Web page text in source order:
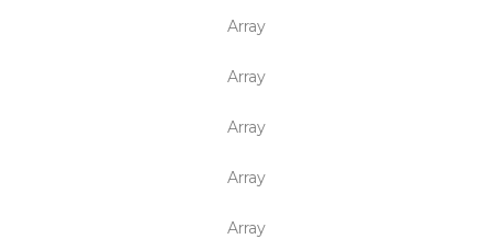
Array
Array
Array
Array
Array